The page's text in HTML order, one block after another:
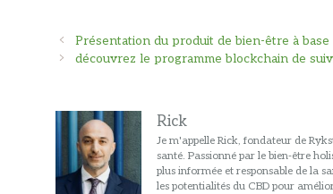
Navigation
des
Présentation du produit de bien-être à
découvrez le programme blockchain de
Rick
Je m'appelle Rick, fondateur de
santé. Passionné par le bien-être
plus informée et responsable de la
les potentialités du CBD pour